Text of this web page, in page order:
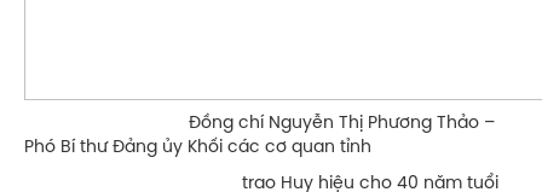
Đồng chí Nguyễn Thị Phương Thảo –
Phó Bí thư Đảng ủy Khối các cơ quan tỉnh
trao Huy hiệu cho 40 năm tuổi